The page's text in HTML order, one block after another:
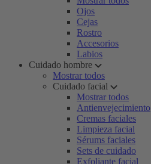
Ojos
Cejas
Rostro
Accesorios
Labios
Cuidado hombre
Mostrar todos
Cuidado facial
Mostrar todos
Antienvejecimiento
Cremas faciales
Limpieza facial
Sérums faciales
Sets de cuidado
Exfoliante facial